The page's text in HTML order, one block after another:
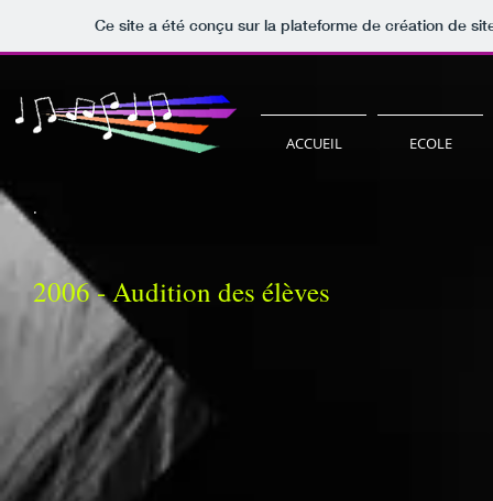
Ce site a été conçu sur la plateforme de création de
ACCUEIL ECOLE
.
2006 - Audition des élèves